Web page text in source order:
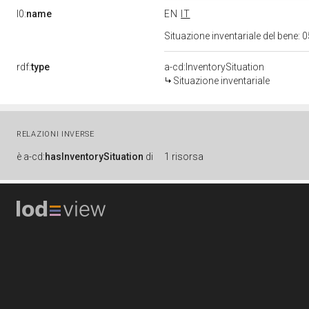
l0:name EN
IT
Situazione inventariale del bene:
rdf:type
a-cd:InventorySituation
Situazione inventariale
RELAZIONI INVERSE
è a-cd:hasInventorySituation di 1 risorsa